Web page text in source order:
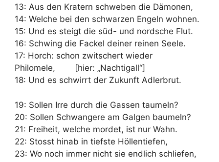
13: Aus den Kratern schweben die Dämonen,
14: Welche bei den schwarzen Engeln wohnen.
15: Und es steigt die süd- und nordsche Flut.
16: Schwing die Fackel deiner reinen Seele.
17: Horch: schon zwitschert wieder
Philomele, [hier: „Nachtigall“]
18: Und es schwirrt der Zukunft Adlerbrut.
19: Sollen Irre durch die Gassen taumeln?
20: Sollen Schwangere am Galgen baumeln?
21: Freiheit, welche mordet, ist nur Wahn.
22: Stosst hinab in tiefste Höllentiefen,
23: Wo noch immer nicht sie endlich schliefen,